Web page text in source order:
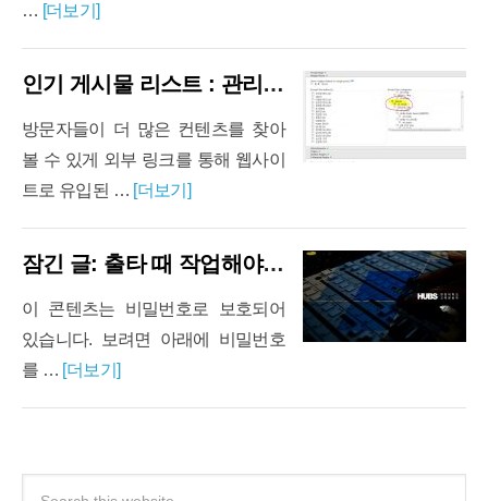
… [더보기]
인기 게시물 리스트 : 관리자용 매뉴얼(백업)
방문자들이 더 많은 컨텐츠를 찾아
볼 수 있게 외부 링크를 통해 웹사이
트로 유입된 … [더보기]
잠긴 글: 출타 때 작업해야 할 일들
이 콘텐츠는 비밀번호로 보호되어
있습니다. 보려면 아래에 비밀번호
를 … [더보기]